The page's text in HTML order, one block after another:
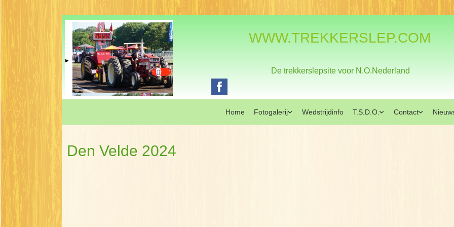
WWW.TREKKERSLEP.COM
De trekkerslepsite voor N.O.Nederland
Home Fotogalerij Wedstrijdinfo T.S.D.O. Contact
Den Velde 2024